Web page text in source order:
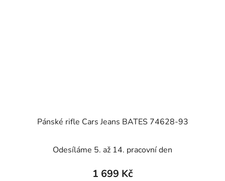
Pánské rifle Cars Jeans BATES 74628-93
Odesíláme 5. až 14. pracovní den
1 699 Kč